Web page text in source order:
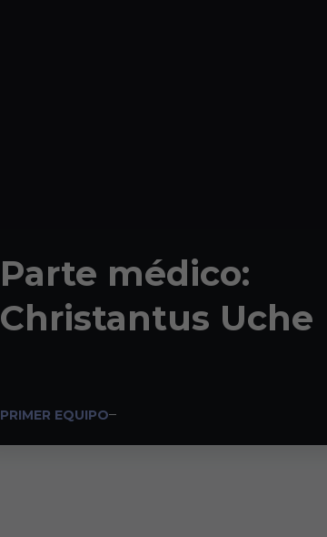
Parte médico:
Christantus Uche
PRIMER EQUIPO